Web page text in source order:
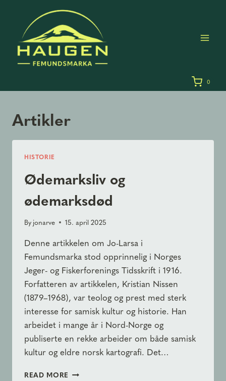
content
0
Artikler
HISTORIE
Ødemarksliv og
ødemarksdød
By jonarve 15. april 2025
Denne artikkelen om Jo-Larsa i
Femundsmarka stod opprinnelig i Norges
Jeger- og Fiskerforenings Tidsskrift i 1916.
Forfatteren av artikkelen, Kristian Nissen
(1879–1968), var teolog og prest med sterk
interesse for samisk kultur og historie. Han
arbeidet i mange år i Nord-Norge og
publiserte en rekke arbeider om både samisk
kultur og eldre norsk kartografi. Det…
READ MORE ØDEMARKSLIV